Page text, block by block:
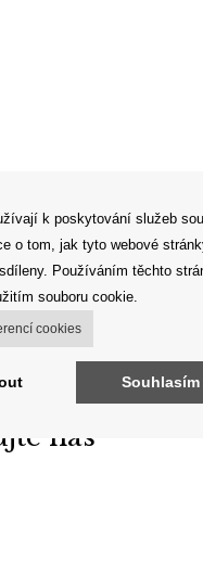
k poskytování služeb
o tom, jak tyto webové
Používáním těchto
souboru cookie.
cookies
Souhlasím
emailovou adresu pro
nás